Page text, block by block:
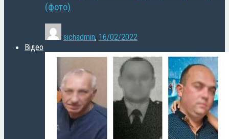
(фото)
sichadmin, 16/02/2022
Відео